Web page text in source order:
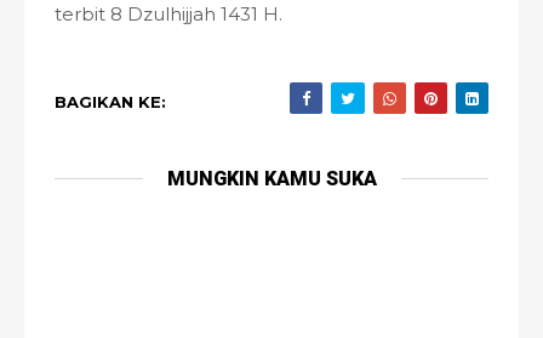
terbit 8 Dzulhijjah 1431 H.
BAGIKAN KE:
MUNGKIN KAMU SUKA